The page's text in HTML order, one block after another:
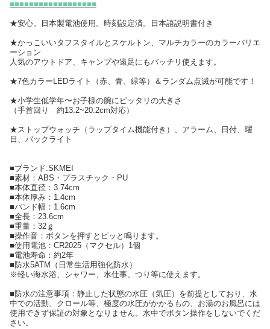
■■■■■■■■■■■■■■■■■■
★安心。日本製電池使用。時刻設定済。日本語説明書付き
★かっこいいタフスタイルとスケルトン、マルチカラーのカラーバリエ
ーション
人気のアウトドア、キャンプや遠足にもバッチリ使えます。
★7色カラーLEDライト（赤、青、緑等）＆ランダム点滅が可能です！
★小学生低学年〜お子様の腕にピッタリの大きさ
（手首回り 約13.2~20.2cm対応）
★ストップウォッチ（ラップタイム機能付き）、アラーム、日付、曜
日、バックライト
■ブランド:SKMEI
■素材：ABS・プラスチック・PU
■本体直径：3.74cm
■本体厚み：1.4cm
■バンド幅：1.6cm
■全長：23.6cm
■重量：32ｇ
■操作音：ボタンを押すとピッと鳴ります。
■使用電池：CR2025（マクセル）1個
■電池寿命：約2年
■防水5ATM（日常生活用強化防水）
※軽い海水浴、シャワー、水仕事、つり等に使えます。
■防水の注意事項：静止した状態の水圧（気圧）を前提としており、水
中での活動、クロール等、極度の水圧がかかるもの、お湯のお風呂には
使用できず保証の対象となりません。水中でボタン操作をしないでくだ
さい。